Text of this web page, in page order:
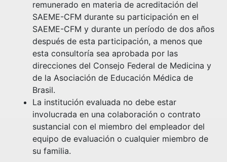
remunerado en materia de acreditación del
SAEME-CFM durante su participación en el
SAEME-CFM y durante un período de dos años
después de esta participación, a menos que
esta consultoría sea aprobada por las
direcciones del Consejo Federal de Medicina y
de la Asociación de Educación Médica de
Brasil.
La institución evaluada no debe estar
involucrada en una colaboración o contrato
sustancial con el miembro del empleador del
equipo de evaluación o cualquier miembro de
su familia.